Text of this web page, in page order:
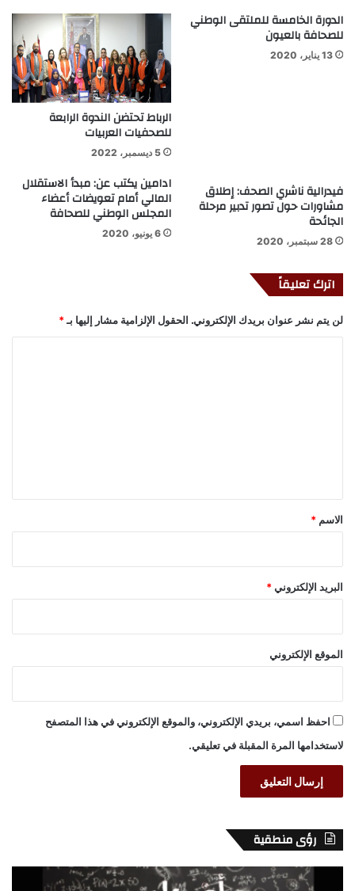
الدورة الخامسة للملتقى الوطني
للصحافة بالعيون
13 يناير، 2020
الرباط تحتضن الندوة الرابعة
للصحفيات العربيات
5 ديسمبر، 2022
فيدرالية ناشري الصحف: إطلاق
مشاورات حول تصور تدبير مرحلة
الجائحة
28 سبتمبر، 2020
ادامين يكتب عن: مبدأ الاستقلال
المالي أمام تعويضات أعضاء
المجلس الوطني للصحافة
6 يونيو، 2020
اترك تعليقاً
لن يتم نشر عنوان بريدك الإلكتروني. الحقول الإلزامية مشار إليها بـ*
*
الاسم *
البريد الإلكتروني *
الموقع الإلكتروني
احفظ اسمي، بريدي الإلكتروني، والموقع الإلكتروني في هذا المتصفح
لاستخدامها المرة المقبلة في تعليقي.
رؤى منطقية